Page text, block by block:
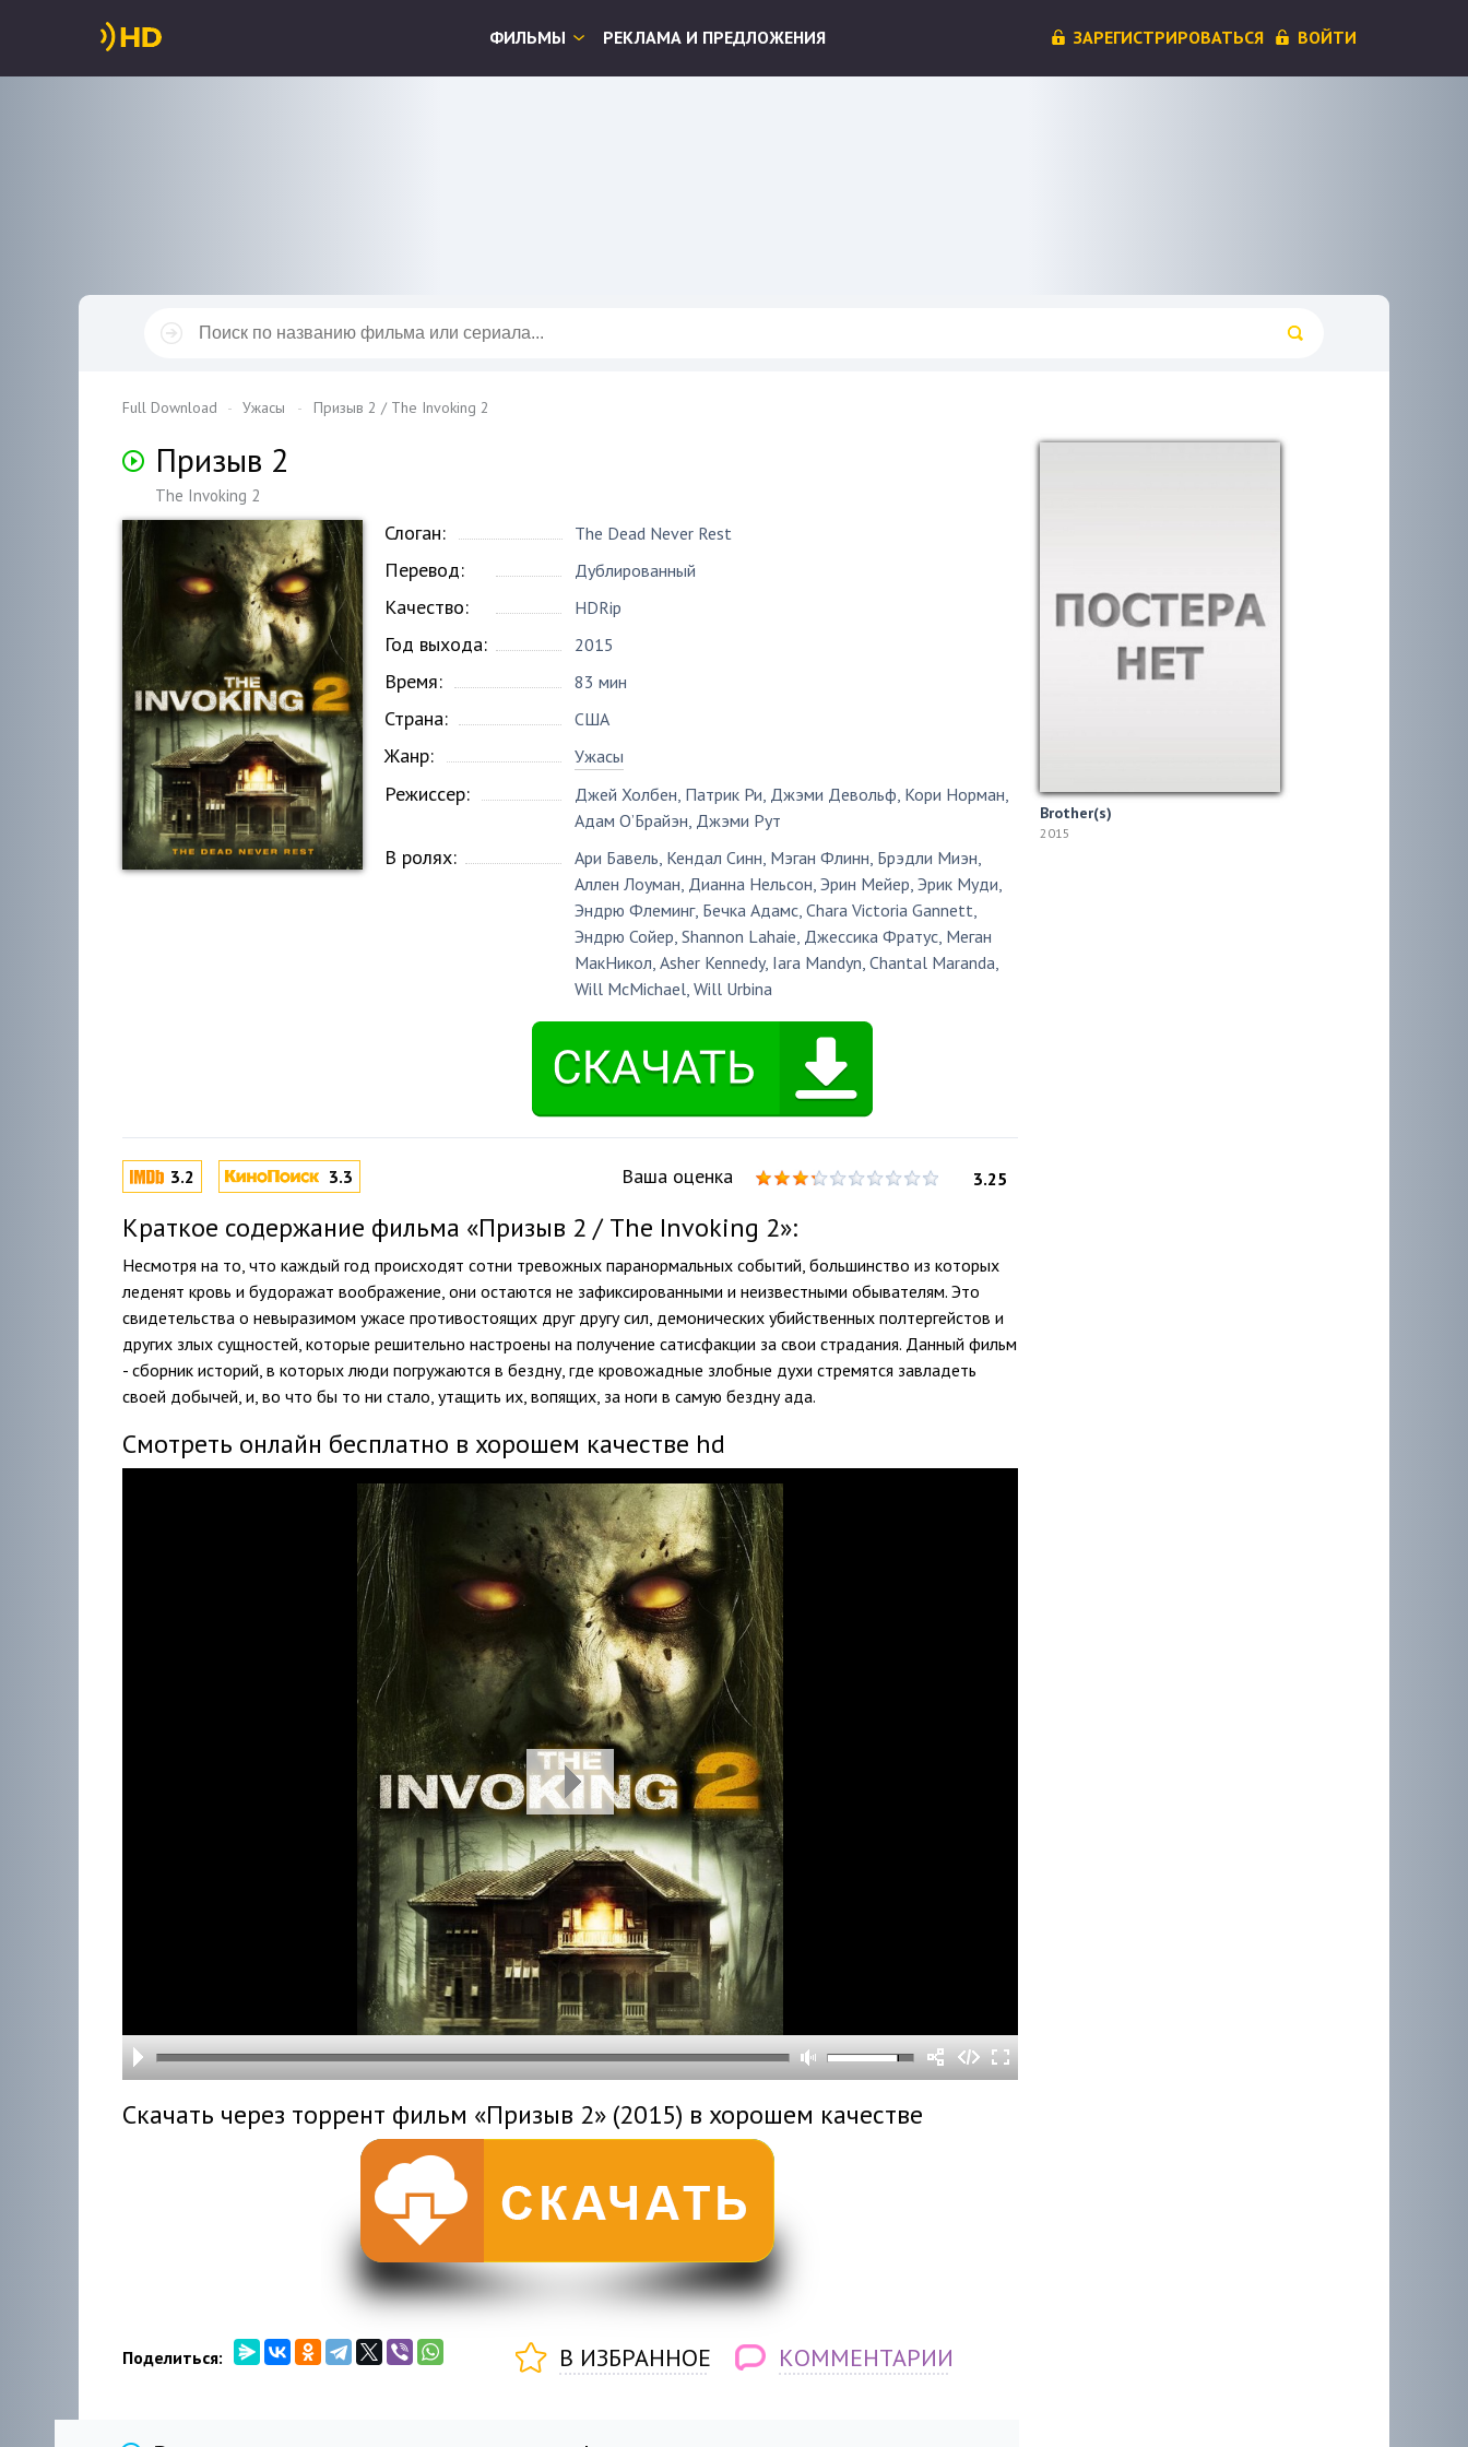
ФИЛЬМЫ РЕКЛАМА И ПРЕДЛОЖЕНИЯ ЗАРЕГИСТРИРОВАТЬСЯ ВОЙТИ
Full Download Ужасы Призыв 2 / The Invoking 2
Призыв 2
The Invoking 2
Слоган: The Dead Never Rest
Перевод: Дублированный
Качество: HDRip
Год выхода: 2015
Время: 83 мин
Страна: США
Жанр: Ужасы
Режиссер: Джей Холбен, Патрик Ри, Джэми Девольф, Кори Норман,
Адам О’Брайэн, Джэми Рут
В ролях: Ари Бавель, Кендал Синн, Мэган Флинн, Брэдли Миэн,
Аллен Лоуман, Дианна Нельсон, Эрин Мейер, Эрик Муди,
Эндрю Флеминг, Бечка Адамс, Chara Victoria Gannett,
Эндрю Сойер, Shannon Lahaie, Джессика Фратус, Меган
МакНикол, Asher Kennedy, Iara Mandyn, Chantal Maranda,
Will McMichael, Will Urbina
3.2 3.3 Ваша оценка 3.25
Краткое содержание фильма «Призыв 2 / The Invoking 2»:
Несмотря на то, что каждый год происходят сотни тревожных паранормальных событий, большинство из которых
леденят кровь и будоражат воображение, они остаются не зафиксированными и неизвестными обывателям. Это
свидетельства о невыразимом ужасе противостоящих друг другу сил, демонических убийственных полтергейстов и
других злых сущностей, которые решительно настроены на получение сатисфакции за свои страдания. Данный фильм
- сборник историй, в которых люди погружаются в бездну, где кровожадные злобные духи стремятся завладеть
своей добычей, и, во что бы то ни стало, утащить их, вопящих, за ноги в самую бездну ада.
Смотреть онлайн бесплатно в хорошем качестве hd
Скачать через торрент фильм «Призыв 2» (2015) в хорошем качестве
Поделиться: В ИЗБРАННОЕ КОММЕНТАРИИ
Brother(s)
2015